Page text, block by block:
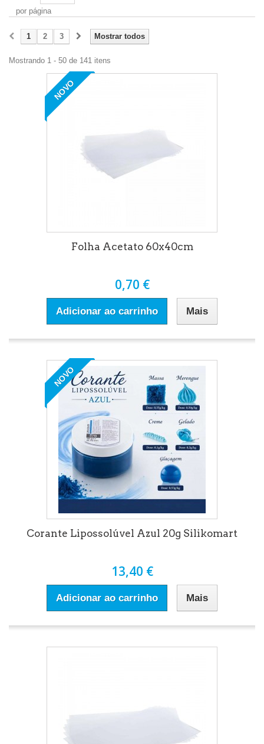
por página
Mostrar todos
1 2 3
Mostrando 1 - 50 de 141 itens
NOVO
Folha Acetato 60x40cm
0,70 €
Adicionar ao carrinho Mais
NOVO
Corante Lipossolúvel Azul 20g Silikomart
13,40 €
Adicionar ao carrinho Mais